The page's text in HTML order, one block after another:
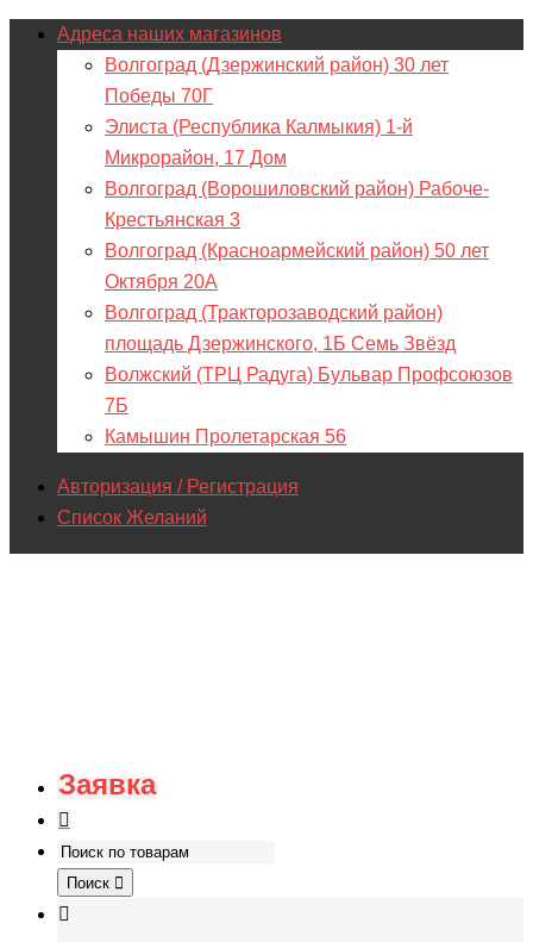
Адреса наших магазинов
Волгоград (Дзержинский район) 30 лет
Победы 70Г
Элиста (Республика Калмыкия) 1-й
Микрорайон, 17 Дом
Волгоград (Ворошиловский район) Рабоче-
Крестьянская 3
Волгоград (Красноармейский район) 50 лет
Октября 20А
Волгоград (Тракторозаводский район)
площадь Дзержинского, 1Б Семь Звёзд
Волжский (ТРЦ Радуга) Бульвар Профсоюзов
7Б
Камышин Пролетарская 56
Авторизация / Регистрация
Список Желаний
Заявка
Поиск